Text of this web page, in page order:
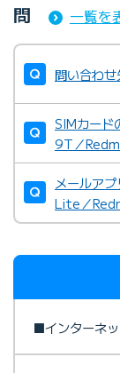
問
一覧を
問い合わ
SIMカー
9T／
メールア
Lite／
■インターネ